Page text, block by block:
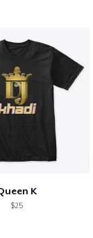
K
$25